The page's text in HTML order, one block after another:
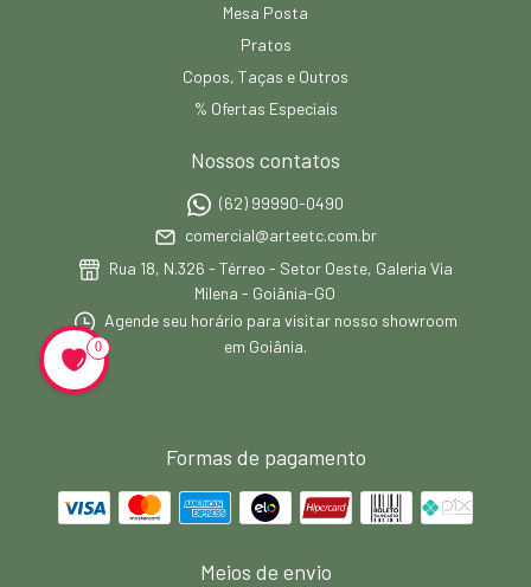
Mesa Posta
Pratos
Copos, Taças e Outros
% Ofertas Especiais
Nossos contatos
(62) 99990-0490
comercial@arteetc.com.br
Rua 18, N.326 - Térreo - Setor Oeste, Galeria Via
Milena - Goiânia-GO
Agende seu horário para visitar nosso showroom
em Goiânia.
Formas de pagamento
Meios de envio
0